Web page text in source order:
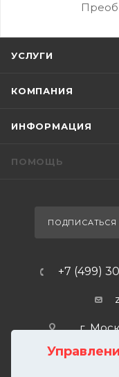
УСЛУГИ
КОМПАНИЯ
ИНФОРМАЦИЯ
ПОМОЩЬ
+7 (499)
г.